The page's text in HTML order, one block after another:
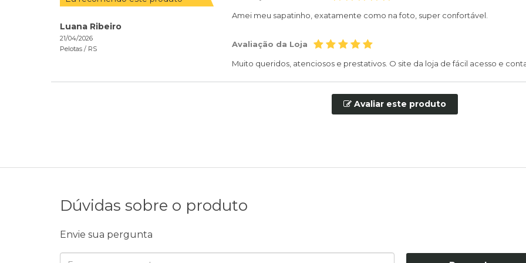
Luana Ribeiro
21/04/2026
Pelotas / RS
Amei meu sapatinho, exatamente como na foto, super confortável.
Avaliação da Loja
Muito queridos, atenciosos e prestativos. O site da loja de fácil acesso e
Avaliar este produto
Dúvidas sobre o produto
Envie sua pergunta